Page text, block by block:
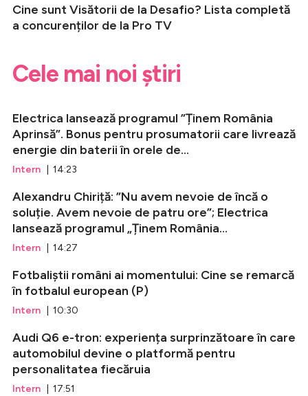
Cine sunt Visătorii de la Desafio? Lista completă
a concurenților de la Pro TV
Cele mai noi știri
Electrica lansează programul ”Ținem România
Aprinsă”. Bonus pentru prosumatorii care livrează
energie din baterii în orele de...
Intern | 14:23
Alexandru Chiriță: ”Nu avem nevoie de încă o
soluție. Avem nevoie de patru ore”; Electrica
lansează programul „Ținem România...
Intern | 14:27
Fotbaliștii români ai momentului: Cine se remarcă
în fotbalul european (P)
Intern | 10:30
Audi Q6 e-tron: experiența surprinzătoare în care
automobilul devine o platformă pentru
personalitatea fiecăruia
Intern | 17:51